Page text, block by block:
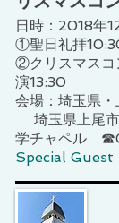
日時：2018年
①聖日礼拝
②クリスマス
演13:30
会場：埼玉県
埼玉県上尾
学チャペル
Special Guest